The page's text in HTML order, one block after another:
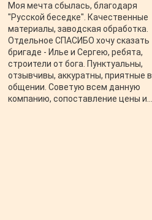
Моя мечта сбылась, благодаря
"Русской беседке". Качественные
материалы, заводская обработка.
Отдельное СПАСИБО хочу сказать
бригаде - Илье и Сергею, ребята,
строители от бога. Пунктуальны,
отзывчивы, аккуратны, приятные в
общении. Советую всем данную
компанию, сопоставление цены и